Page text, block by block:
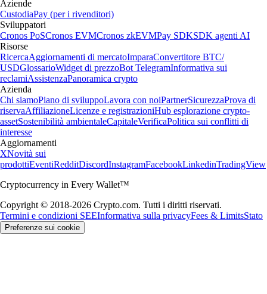
Aziende
CustodiaPay (per i rivenditori)
Sviluppatori
Cronos PoSCronos EVMCronos zkEVMPay SDKSDK agenti AI
Risorse
RicercaAggiornamenti di mercatoImparaConvertitore BTC/
USDGlossarioWidget di prezzoBot TelegramInformativa sui
reclamiAssistenzaPanoramica crypto
Azienda
Chi siamoPiano di sviluppoLavora con noiPartnerSicurezzaProva di
riservaAffiliazioneLicenze e registrazioniHub esplorazione crypto-
assetSostenibilità ambientaleCapitaleVerificaPolitica sui conflitti di
interesse
Aggiornamenti
XNovità sui
prodottiEventiRedditDiscordInstagramFacebookLinkedinTradingView
Cryptocurrency in Every Wallet™
Copyright © 2018-2026 Crypto.com. Tutti i diritti riservati.
Termini e condizioni SEEInformativa sulla privacyFees & LimitsStato
Preferenze sui cookie